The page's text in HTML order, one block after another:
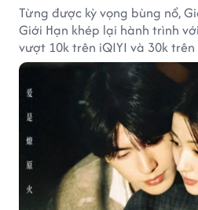
Từng được kỳ vọng bùng nổ,
Giới Hạn khép lại hành trình
vượt 10k trên iQIYI và 30k trên